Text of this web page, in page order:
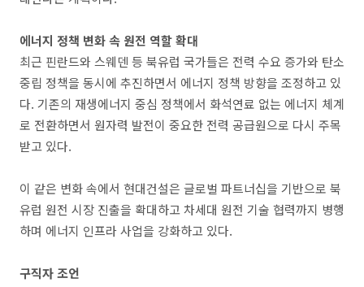
에너지 정책 변화 속 원전 역할 확대
최근 핀란드와 스웨덴 등 북유럽 국가들은 전력 수요 증가와 탄소
중립 정책을 동시에 추진하면서 에너지 정책 방향을 조정하고 있
다. 기존의 재생에너지 중심 정책에서 화석연료 없는 에너지 체계
로 전환하면서 원자력 발전이 중요한 전력 공급원으로 다시 주목
받고 있다.
이 같은 변화 속에서 현대건설은 글로벌 파트너십을 기반으로 북
유럽 원전 시장 진출을 확대하고 차세대 원전 기술 협력까지 병행
하며 에너지 인프라 사업을 강화하고 있다.
구직자 조언